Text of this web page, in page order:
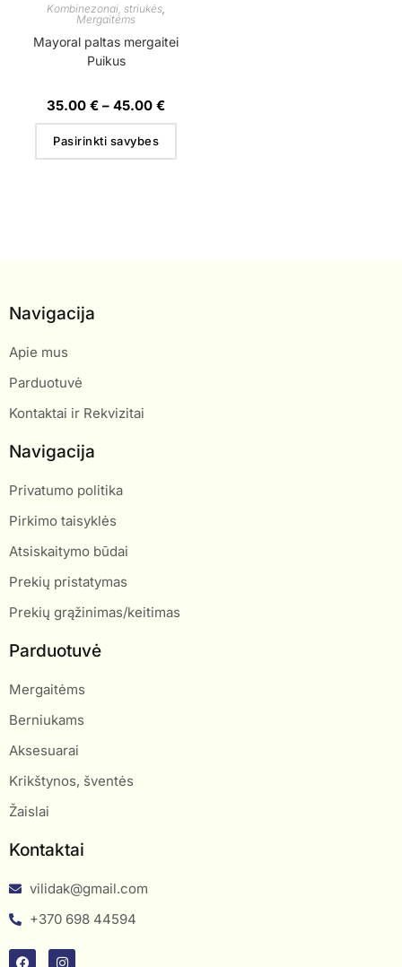
Kombinezonai, striukės
Mergaitėms
Mayoral paltas mergaitei
Puikus
35.00€ – 45.00€
Pasirinkti savybes
Navigacija
Apie mus
Parduotuvė
Kontaktai ir Rekvizitai
Navigacija
Privatumo politika
Pirkimo taisyklės
Atsiskaitymo būdai
Prekių pristatymas
Prekių grąžinimas/keitimas
Parduotuvė
Mergaitėms
Berniukams
Aksesuarai
Krikštynos, šventės
Žaislai
Kontaktai
vilidak@gmail.com
+370 698 44594